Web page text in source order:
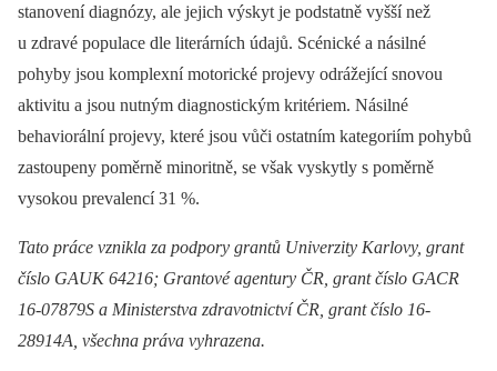
stanovení dia­gnózy, ale jejich výskyt je podstatně vyšší než
u zdravé populace dle literárních údajů. Scénické a násilné
pohyby jsou komplexní motorické projevy odrážející snovou
aktivitu a jsou nutným dia­gnostickým kritériem. Násilné
behaviorální projevy, které jsou vůči ostatním kategoriím pohybů
zastoupeny poměrně minoritně, se však vyskytly s poměrně
vysokou prevalencí 31 %.
Tato práce vznikla za podpory grantů Univerzity Karlovy, grant
číslo GAUK 64216; Grantové agentury ČR, grant číslo GACR
16-07879S a Ministerstva zdravotnictví ČR, grant číslo 16-
28914A, všechna práva vyhrazena.